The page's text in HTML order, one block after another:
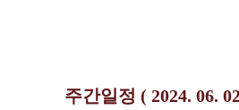
주간일정 ( 2024. 06.